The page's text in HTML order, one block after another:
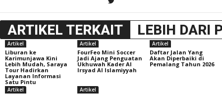
ARTIKEL TERKAIT LEBIH DARI
Artikel
Liburan ke
Karimunjawa Kini
Lebih Mudah, Saraya
Tour Hadirkan
Layanan Informasi
Satu Pintu
Artikel
FourFeo Mini Soccer
Jadi Ajang Penguatan
Ukhuwah Kader Al
Irsyad Al Islamiyyah
Artikel
Daftar Jalan Yang
Akan Diperbaiki di
Pemalang Tahun 2026
Artikel Artikel